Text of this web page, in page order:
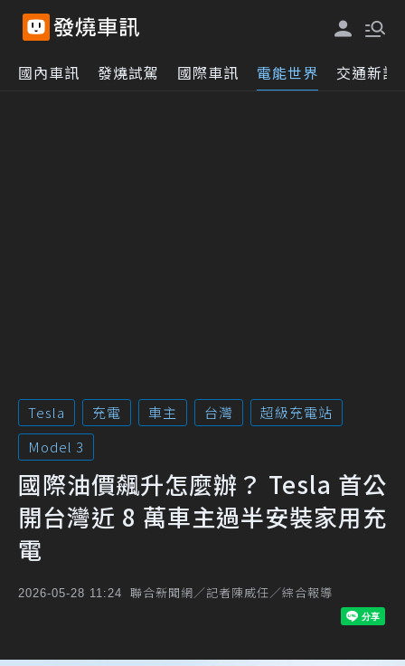
國內車訊 發燒試駕 國際車訊 電能世界 交通新訊
Tesla 充電 車主 台灣
超級充電站
Model 3
國際油價飆升怎麼辦？ Tesla 首公
開台灣近 8 萬車主過半安裝家用充
電
2026-05-28 11:24 聯合新聞網／記者陳威任／綜合報導